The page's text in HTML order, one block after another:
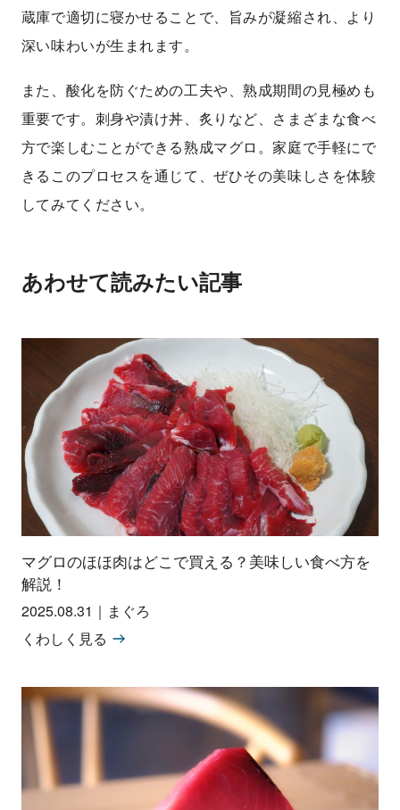
蔵庫で適切に寝かせることで、旨みが凝縮され、より
深い味わいが生まれます。
また、酸化を防ぐための工夫や、熟成期間の見極めも
重要です。刺身や漬け丼、炙りなど、さまざまな食べ
方で楽しむことができる熟成マグロ。家庭で手軽にで
きるこのプロセスを通じて、ぜひその美味しさを体験
してみてください。
あわせて読みたい記事
マグロのほほ肉はどこで買える？美味しい食べ方を
解説！
2025.08.31 ｜ まぐろ
くわしく見る